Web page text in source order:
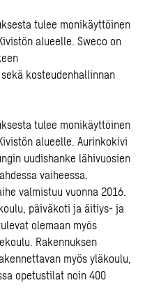
tulee monikäyttöinen
alueelle. Sweco on
kosteudenhallinnan
tulee monikäyttöinen
alueelle. Aurinkokivi
uudishanke lähivuosien
vaiheessa.
valmistuu vuonna 2016.
päiväkoti ja äitiys- ja
olemaan myös
Rakennuksen
myös yläkoulu,
opetustilat noin 400